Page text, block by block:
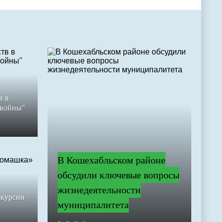
в
В Кошехабльском районе
обсудили ключевые вопросы
жизнедеятельности
муниципалитета